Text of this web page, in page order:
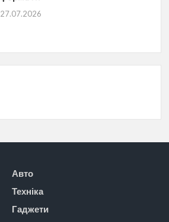
27.07.2026
Авто
Техніка
Гаджети